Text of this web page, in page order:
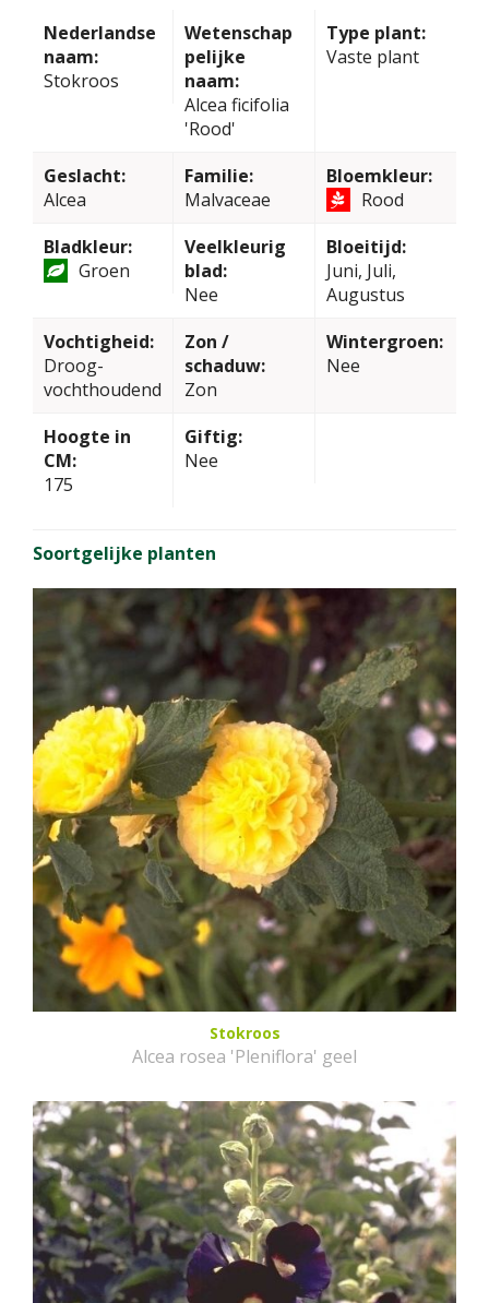
Nederlandse
naam:
Stokroos
Wetenschap
pelijke
naam:
Alcea ficifolia
'Rood'
Type plant:
Vaste plant
Geslacht:
Alcea
Familie:
Malvaceae
Bloemkleur:
Rood
Bladkleur:
Groen
Veelkleurig
blad:
Nee
Bloeitijd:
Juni, Juli,
Augustus
Vochtigheid:
Droog-
vochthoudend
Zon /
schaduw:
Zon
Wintergroen:
Nee
Hoogte in
CM:
175
Giftig:
Nee
Soortgelijke planten
Stokroos
Alcea rosea 'Pleniflora' geel